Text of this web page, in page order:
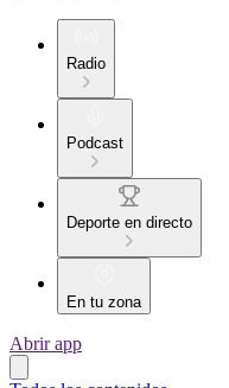
Radio
Podcast
Deporte en directo
En tu zona
Abrir app